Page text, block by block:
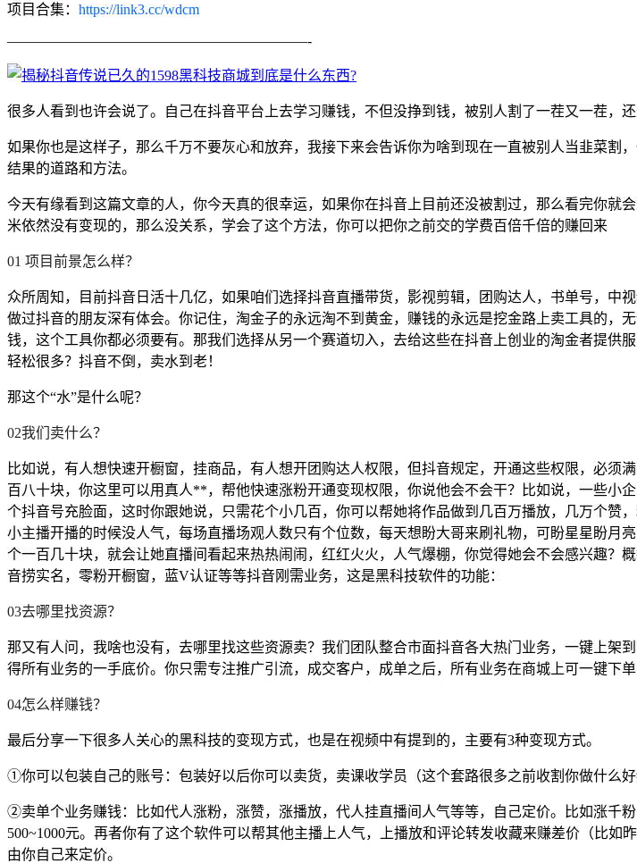
项目合集： https://link3.cc/wdcm
—————————————————————-
很多人看到也许会说了。自己在抖音平台上去学习赚钱，不但没挣到钱，被别人割了一茬又一茬，
如果你也是这样子，那么千万不要灰心和放弃，我接下来会告诉你为啥到现在一直被别人当韭菜割
结果的道路和方法。
今天有缘看到这篇文章的人，你今天真的很幸运，如果你在抖音上目前还没被割过，那么看完你
米依然没有变现的，那么没关系，学会了这个方法，你可以把你之前交的学费百倍千倍的赚回来
01 项目前景怎么样？
众所周知，目前抖音日活十几亿，如果咱们选择抖音直播带货，影视剪辑，团购达人，书单号，
做过抖音的朋友深有体会。你记住，淘金子的永远淘不到黄金，赚钱的永远是挖金路上卖工具的
钱，这个工具你都必须要有。那我们选择从另一个赛道切入，去给这些在抖音上创业的淘金者提
轻松很多？抖音不倒，卖水到老！
那这个“水”是什么呢？
02我们卖什么？
比如说，有人想快速开橱窗，挂商品，有人想开团购达人权限，但抖音规定，开通这些权限，必须
百八十块，你这里可以用真人**，帮他快速涨粉开通变现权限，你说他会不会干？比如说，一些
个抖音号充脸面，这时你跟她说，只需花个小几百，你可以帮她将作品做到几百万播放，几万个
小主播开播的时候没人气，每场直播场观人数只有个位数，每天想盼大哥来刷礼物，可盼星星盼
个一百几十块，就会让她直播间看起来热热闹闹，红红火火，人气爆棚，你觉得她会不会感兴趣
音捞实名，零粉开橱窗，蓝V认证等等抖音刚需业务，这是黑科技软件的功能：
03去哪里找资源？
那又有人问，我啥也没有，去哪里找这些资源卖？我们团队整合市面抖音各大热门业务，一键上
得所有业务的一手底价。你只需专注推广引流，成交客户，成单之后，所有业务在商城上可一键下
04怎么样赚钱？
最后分享一下很多人关心的黑科技的变现方式，也是在视频中有提到的，主要有3种变现方式。
①你可以包装自己的账号：包装好以后你可以卖货，卖课收学员（这个套路很多之前收割你做什么好
②卖单个业务赚钱：比如代人涨粉，涨赞，涨播放，代人挂直播间人气等等，自己定价。比如涨千
500~1000元。再者你有了这个软件可以帮其他主播上人气，上播放和评论转发收藏来赚差价（比如
由你自己来定价。